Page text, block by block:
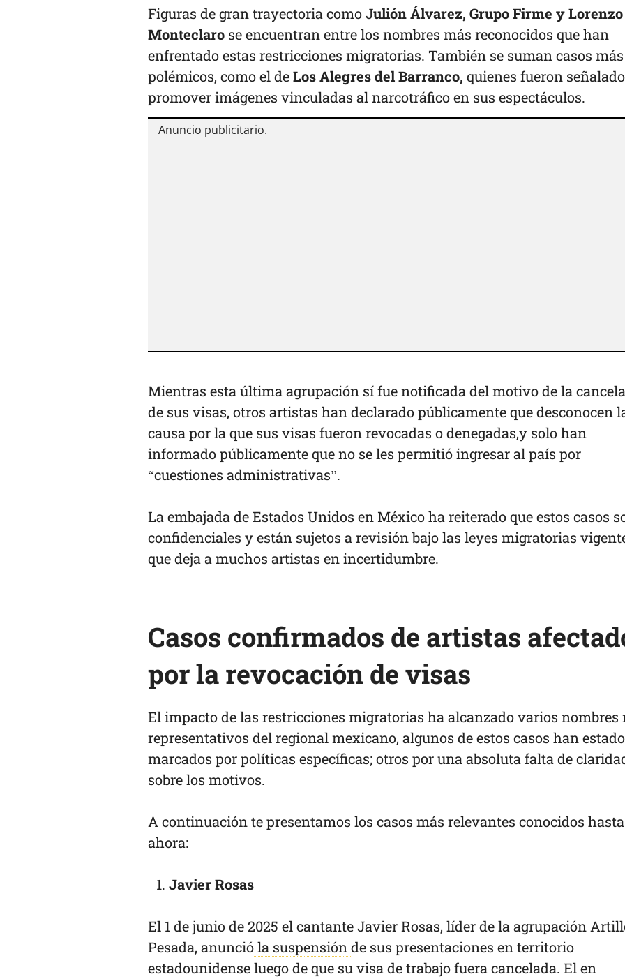
Figuras de gran trayectoria como Julión Álvarez, Grupo Firme y
Monteclaro se encuentran entre los nombres más reconocidos que han
enfrentado estas restricciones migratorias. También se suman casos más
polémicos, como el deLos Alegres del Barranco, quienes fueron
promover imágenes vinculadas al narcotráfico en sus espectáculos.
Mientras esta última agrupación sí fue notificada del motivo de la
de sus visas, otros artistas han declarado públicamente que desconocen
causa por la que sus visas fueron revocadas o denegadas,y solo han
informado públicamente que no se les permitió ingresar al país por
“cuestiones administrativas”.
La embajada de Estados Unidos en México ha reiterado que estos casos
confidenciales y están sujetos a revisión bajo las leyes migratorias
que deja a muchos artistas en incertidumbre.
Casos confirmados de artistas
por la revocación de visas
El impacto de las restricciones migratorias ha alcanzado varios nombres
representativos del regional mexicano, algunos de estos casos han estado
marcados por políticas específicas; otros por una absoluta falta de
sobre los motivos.
A continuación te presentamos los casos más relevantes conocidos hasta
ahora:
Javier Rosas
El 1 de junio de 2025 el cantante Javier Rosas, líder de la agrupación
Pesada, anuncióla suspensiónde sus presentaciones en territorio
estadounidense luego de que su visa de trabajo fuera cancelada. El en